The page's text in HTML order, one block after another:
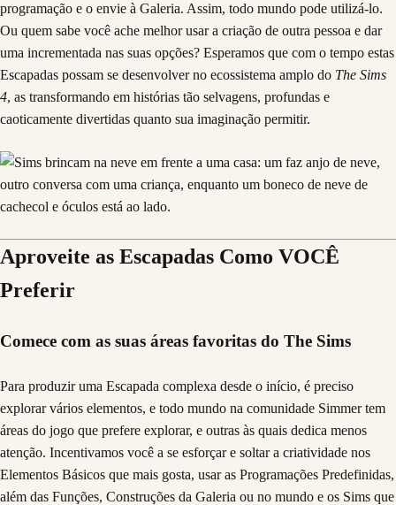
programação e o envie à Galeria. Assim, todo mundo pode utilizá-lo.
Ou quem sabe você ache melhor usar a criação de outra pessoa e dar
uma incrementada nas suas opções? Esperamos que com o tempo estas
Escapadas possam se desenvolver no ecossistema amplo do The Sims
4, as transformando em histórias tão selvagens, profundas e
caoticamente divertidas quanto sua imaginação permitir.
Aproveite as Escapadas Como VOCÊ
Preferir
Comece com as suas áreas favoritas do The Sims
Para produzir uma Escapada complexa desde o início, é preciso
explorar vários elementos, e todo mundo na comunidade Simmer tem
áreas do jogo que prefere explorar, e outras às quais dedica menos
atenção. Incentivamos você a se esforçar e soltar a criatividade nos
Elementos Básicos que mais gosta, usar as Programações Predefinidas,
além das Funções, Construções da Galeria ou no mundo e os Sims que